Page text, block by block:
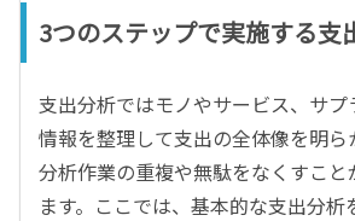
3つのステップで実施する支
支出分析ではモノやサービス、サ
情報を整理して支出の全体像を明
分析作業の重複や無駄をなくすこと
ます。ここでは、基本的な支出分析